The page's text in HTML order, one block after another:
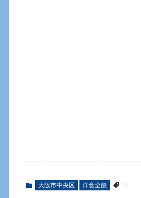
大阪市中央区 洋食全般